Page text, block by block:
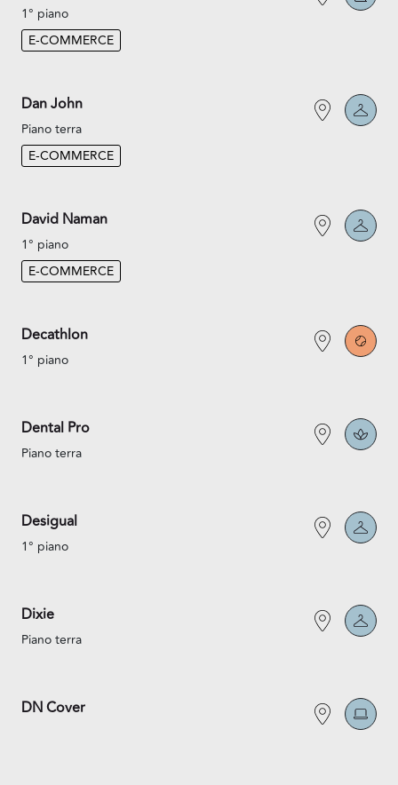
1° piano
E-COMMERCE
Dan John
Piano terra
E-COMMERCE
David Naman
1° piano
E-COMMERCE
Decathlon
1° piano
Dental Pro
Piano terra
Desigual
1° piano
Dixie
Piano terra
DN Cover